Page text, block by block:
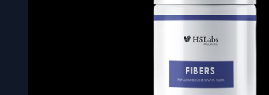
Όγκου
Διεγερτικά